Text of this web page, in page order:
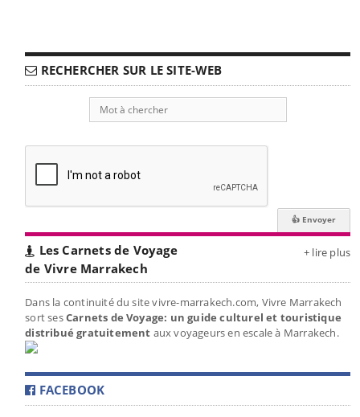
RECHERCHER SUR LE SITE-WEB
Les Carnets de Voyage
de Vivre Marrakech
+ lire plus
Dans la continuité du site vivre-marrakech.com, Vivre Marrakech
sort sesCarnets de Voyage: un guide culturel et touristique
distribué gratuitement aux voyageurs en escale à Marrakech.
FACEBOOK